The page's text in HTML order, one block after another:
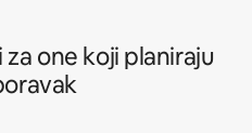
one koji planiraju